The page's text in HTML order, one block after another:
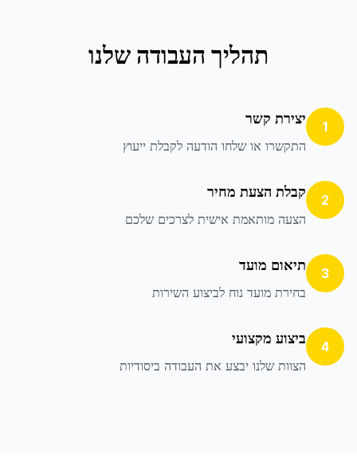
תהליך העבודה שלנו
1 יצירת קשר
התקשרו או שלחו הודעה לקבלת ייעוץ
2 קבלת הצעת מחיר
הצעה מותאמת אישית לצרכים שלכם
3 תיאום מועד
בחירת מועד נוח לביצוע השירות
4 ביצוע מקצועי
הצוות שלנו יבצע את העבודה ביסודיות